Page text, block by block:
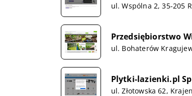
ul. Wspólna 2, 35-205
Przedsiębiorstwo
ul. Bohaterów
Plytki-lazienki.pl
ul. Złotowska 62,